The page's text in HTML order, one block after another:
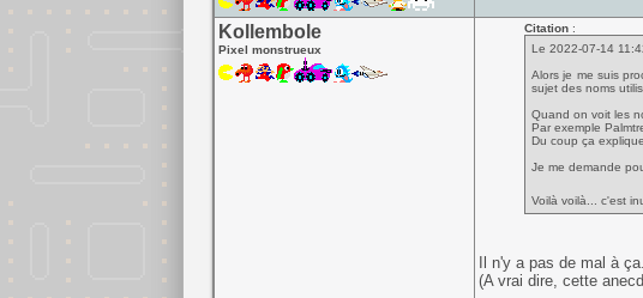
Kollembole
Pixel monstrueux
Citation:
Le 2022-07-14
Alors je me suis
sujet des noms
Quand on voit les
Par exemple
Du coup ça
Je me demande
Voilà voilà... c'est
Il n'y a pas de mal à
(A vrai dire, cette